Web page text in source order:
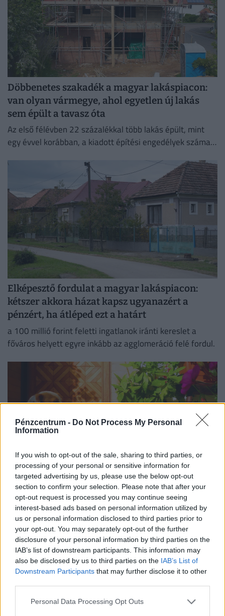
Pénzcentrum - Do Not Process My Personal
Information
If you wish to opt-out of the sale, sharing to third parties, or
processing of your personal or sensitive information for
targeted advertising by us, please use the below opt-out
section to confirm your selection. Please note that after your
opt-out request is processed you may continue seeing
interest-based ads based on personal information utilized by
us or personal information disclosed to third parties prior to
your opt-out. You may separately opt-out of the further
disclosure of your personal information by third parties on the
IAB’s list of downstream participants. This information may
also be disclosed by us to third parties on the IAB’s List of
Downstream Participants that may further disclose it to other
Personal Data Processing Opt Outs
Döbbenetes szakadék a magyar lakáspiacon:
van olyan vármegye, ahol egyetlen új lakás
sem épült a tavasz óta
Az első félévben 22 százalékkal több lakás épült, mint
egy évvel korábban, a kiadott építési engedélyek száma
Elképesztő fordulat a magyar lakáspiacon:
kétszer akkora házat kapsz ugyanazért a
pénzért, ha átléped ezt a határt
a 100 millió forint feletti ingatlanok iránti kereslet a
főváros helyett egyre inkább az agglomeráció felé fordul.
Kész, ennyi volt? Elérhetetlen álom lett a saját
lakás Magyarországon, drasztikus lépésekre
készülnek
A lakásárak ugrásszerű növekedése miatt tömegek
számára vált elérhetetlen álommá az első saját lakás
megszerzése.